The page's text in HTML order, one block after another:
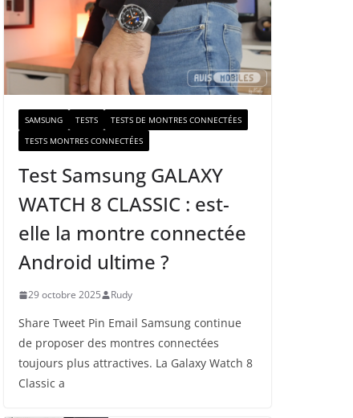
e
-
a
i
SAMSUNG TESTS
TESTS DE MONTRES CONNECTÉES
TESTS MONTRES CONNECTÉES
Test Samsung GALAXY
WATCH 8 CLASSIC : est-
elle la montre connectée
Android ultime ?
29 octobre 2025 Rudy
Share Tweet Pin Email Samsung continue
de proposer des montres connectées
toujours plus attractives. La Galaxy Watch 8
Classic a